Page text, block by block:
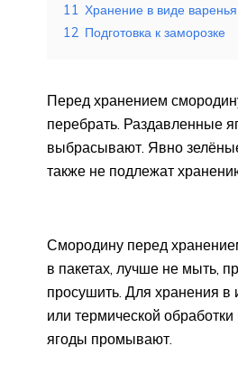
11 Хранение в виде варенья
12 Подготовка к заморозке
Перед хранением
перебрать. Раздавленные
выбрасывают. Явно
также не подлежат
Смородину перед
в пакетах, лучше не мыть,
просушить. Для хранения в
или термической обработки
ягоды промывают.